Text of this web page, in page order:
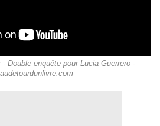
Double enquête pour Lucia Guerrero -